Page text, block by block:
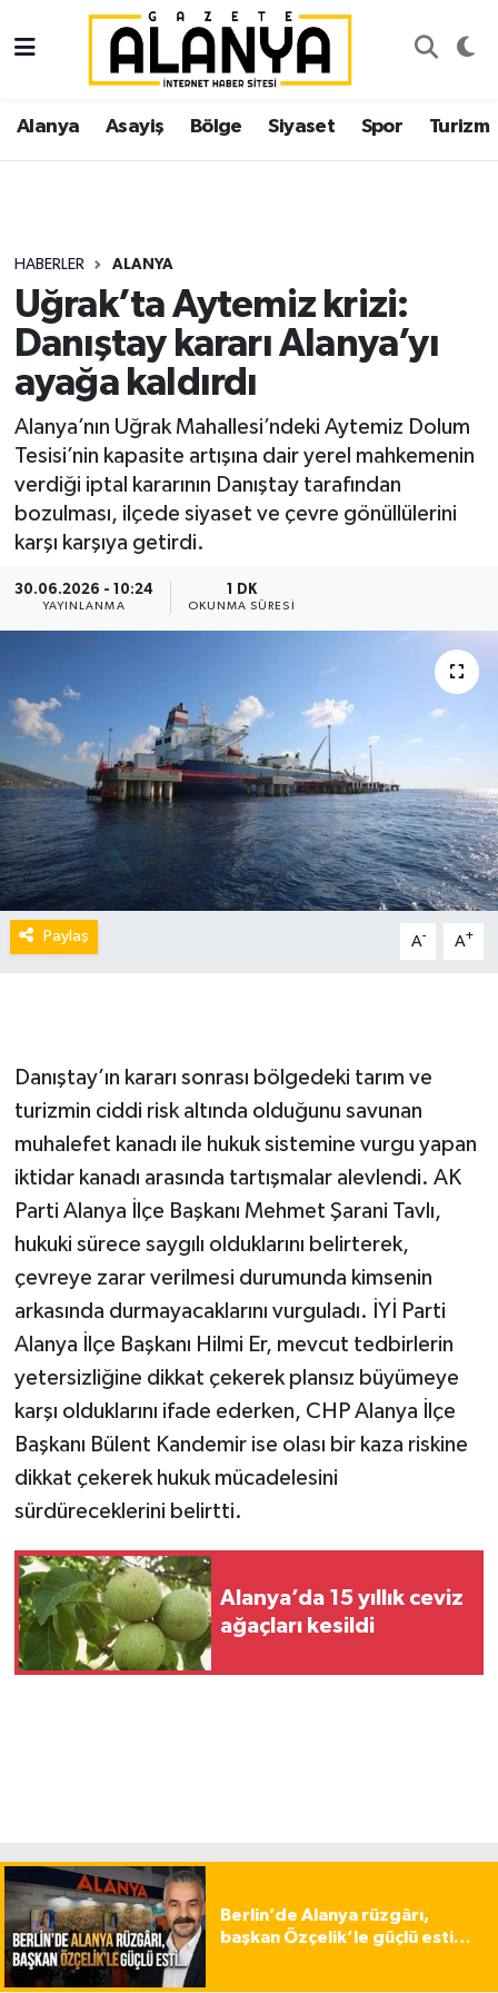
Alanya Asayiş Bölge Siyaset Spor Turizm
HABERLER ALANYA
Uğrak’ta Aytemiz krizi:
Danıştay kararı Alanya’yı
ayağa kaldırdı
Alanya’nın Uğrak Mahallesi’ndeki Aytemiz Dolum
Tesisi’nin kapasite artışına dair yerel mahkemenin
verdiği iptal kararının Danıştay tarafından
bozulması, ilçede siyaset ve çevre gönüllülerini
karşı karşıya getirdi.
30.06.2026 - 10:24
YAYINLANMA
1 DK
OKUNMA SÜRESI
Paylaş A- A+
Danıştay’ın kararı sonrası bölgedeki tarım ve
turizmin ciddi risk altında olduğunu savunan
muhalefet kanadı ile hukuk sistemine vurgu yapan
iktidar kanadı arasında tartışmalar alevlendi. AK
Parti Alanya İlçe Başkanı Mehmet Şarani Tavlı,
hukuki sürece saygılı olduklarını belirterek,
çevreye zarar verilmesi durumunda kimsenin
arkasında durmayacaklarını vurguladı. İYİ Parti
Alanya İlçe Başkanı Hilmi Er, mevcut tedbirlerin
yetersizliğine dikkat çekerek plansız büyümeye
karşı olduklarını ifade ederken, CHP Alanya İlçe
Başkanı Bülent Kandemir ise olası bir kaza riskine
dikkat çekerek hukuk mücadelesini
sürdüreceklerini belirtti.
Alanya’da 15 yıllık ceviz
ağaçları kesildi
Berlin’de Alanya rüzgârı,
başkan Özçelik’le güçlü esti…
Alanya
Asayiş
Siyaset
Spor
Turizm
Ekonomi
Gazipaşa
İstanbul Nöbetçi Eczaneler
İstanbul Hava Durumu
Süper Lig Puan Durumu ve Fikstür
Tüm Manşetler
Son Dakika Haberleri
Haber Arşivi